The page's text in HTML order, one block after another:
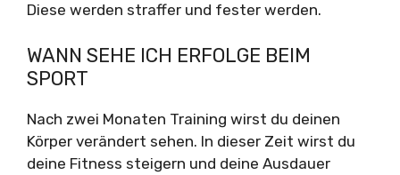
Diese werden straffer und fester werden.
WANN SEHE ICH ERFOLGE BEIM
SPORT
Nach zwei Monaten Training wirst du deinen
Körper verändert sehen. In dieser Zeit wirst du
deine Fitness steigern und deine Ausdauer